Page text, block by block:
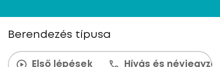
Berendezés típusa
Első lépések Hívás és